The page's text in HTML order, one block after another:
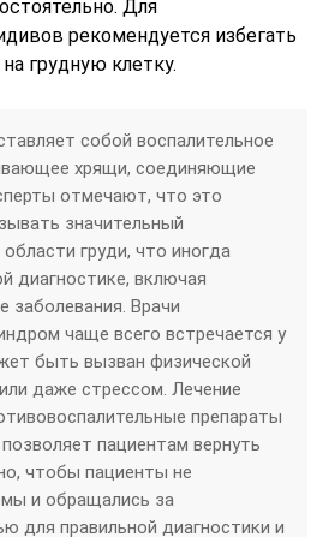
Для
рекомендуется избегать
грудную клетку.
собой воспалительное
хрящи, соединяющие
отмечают, что это
значительный
груди, что иногда
диагностике, включая
заболевания. Врачи
чаще всего встречается у
быть вызван физической
даже стрессом. Лечение
препараты
пациентам вернуть
чтобы пациенты не
и обращались за
для правильной диагностики и